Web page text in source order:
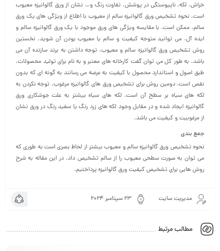
خراش، لکه، ناپیوستگی در پوشش، تفاوت رنگ و… نشان از ورق گالوانیزه معیوب
است. نحوه تشخیص ورق گالوانیزه سالم از معیوب با اطلاع از ویژگی های یک ورق
سالم، ممکن است. با مقایسه ویژگی های ورق موجود با یک ورق گالوانیزه سالم و
ایده آل، می توانید متوجه کیفیت و سالم یا معیوب بودن آن شوید. نخستین
روش تشخیص ورق گالوانیزه سالم و معیوب، توجه داشتن به برند سازنده آن می
باشد. به طور کل می توان گفت کارخانه های معتبر و به نام برای تولید محصولات،
طبق اصول و استاندارد محصول با کیفیت به عرضه می رسانند به گونه ای که بدون
نقص است. دومین روش برای تشخیص ورق های گالوانیزه مرغوب، توجه نکردن به
لکه های سیاه بر سطح آن است. لکه های سیاه بیشتر به علت جوشکاری ورق
گالوانیزه ایجاد شده و در مقابل وجود لکه های زرد رنگ یا سفید رنگ در ورق نشان
از مرغوبیت و کیفیت می باشد.
جمع بندی
نحوه تشخیص ورق گالوانیزه سالم و معیوب بیشتر از لحاظ بصری است به طوری که
می توان به صورت سطحی معیوب را از سالم تشخیص داد. در این مقاله به شرح
روش هایی برای تشخیص کیفیت ورق گالوانیزه پرداختیم.
مدیریت سایت 23 سپتامبر 2024
مطالب مرتبط